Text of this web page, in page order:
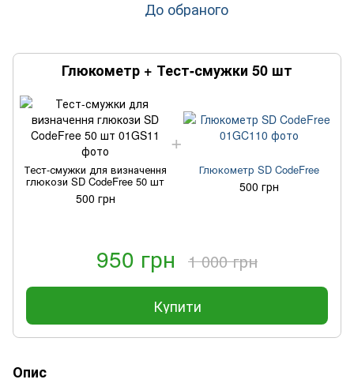
До обраного
Глюкометр + Тест-смужки 50 шт
Тест-смужки для визначення
глюкози SD CodeFree 50 шт
500 грн
Глюкометр SD CodeFree
500 грн
950 грн 1 000 грн
Купити
Опис